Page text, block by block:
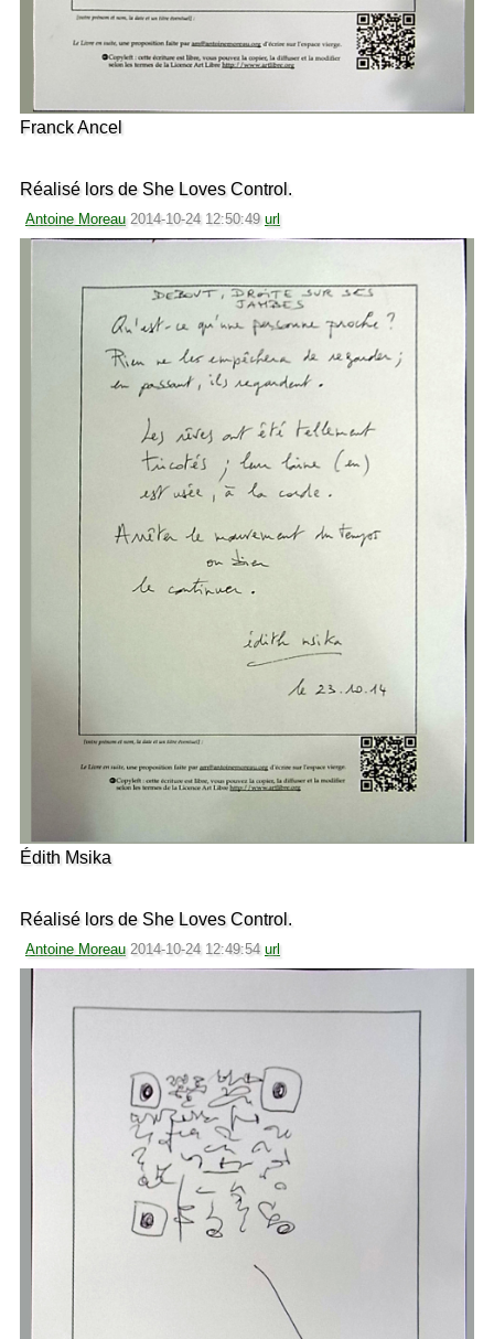
Franck Ancel
Réalisé lors de She Loves Control.
Antoine Moreau 2014-10-24 12:50:49 url
Édith Msika
Réalisé lors de She Loves Control.
Antoine Moreau 2014-10-24 12:49:54 url